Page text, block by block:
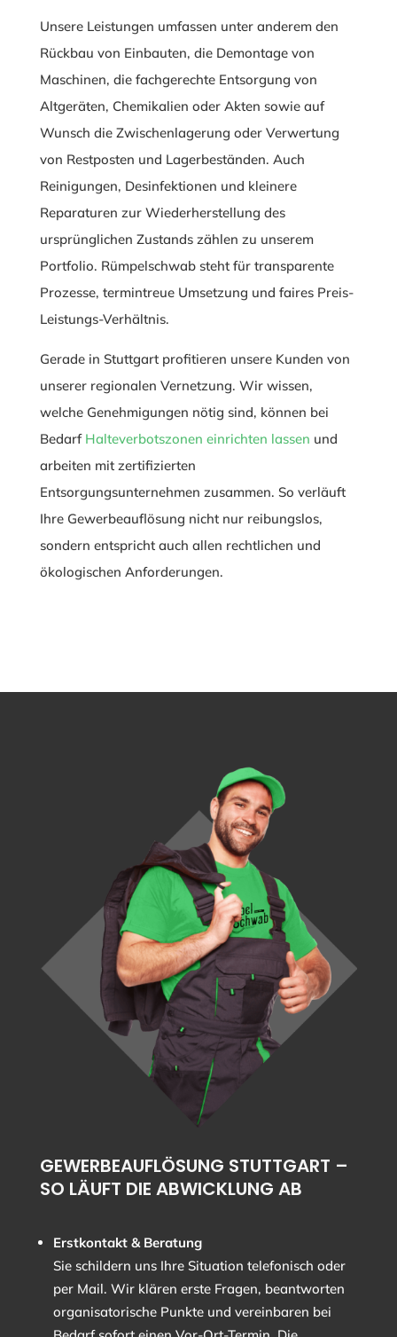
Unsere Leistungen umfassen unter anderem den
Rückbau von Einbauten, die Demontage von
Maschinen, die fachgerechte Entsorgung von
Altgeräten, Chemikalien oder Akten sowie auf
Wunsch die Zwischenlagerung oder Verwertung
von Restposten und Lagerbeständen. Auch
Reinigungen, Desinfektionen und kleinere
Reparaturen zur Wiederherstellung des
ursprünglichen Zustands zählen zu unserem
Portfolio. Rümpelschwab steht für transparente
Prozesse, termintreue Umsetzung und faires Preis-
Leistungs-Verhältnis.
Gerade in Stuttgart profitieren unsere Kunden von
unserer regionalen Vernetzung. Wir wissen,
welche Genehmigungen nötig sind, können bei
Bedarf Halteverbotszonen einrichten lassen und
arbeiten mit zertifizierten
Entsorgungsunternehmen zusammen. So verläuft
Ihre Gewerbeauflösung nicht nur reibungslos,
sondern entspricht auch allen rechtlichen und
ökologischen Anforderungen.
GEWERBEAUFLÖSUNG STUTTGART –
SO LÄUFT DIE ABWICKLUNG AB
Erstkontakt & Beratung
Sie schildern uns Ihre Situation telefonisch oder
per Mail. Wir klären erste Fragen, beantworten
organisatorische Punkte und vereinbaren bei